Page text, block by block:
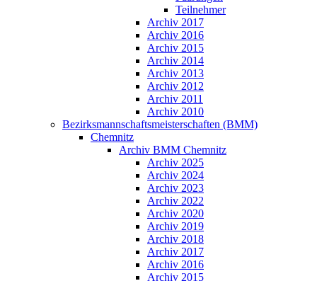
Teilnehmer
Archiv 2017
Archiv 2016
Archiv 2015
Archiv 2014
Archiv 2013
Archiv 2012
Archiv 2011
Archiv 2010
Bezirksmannschaftsmeisterschaften (BMM)
Chemnitz
Archiv BMM Chemnitz
Archiv 2025
Archiv 2024
Archiv 2023
Archiv 2022
Archiv 2020
Archiv 2019
Archiv 2018
Archiv 2017
Archiv 2016
Archiv 2015